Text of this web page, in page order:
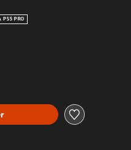
PS5 PRO